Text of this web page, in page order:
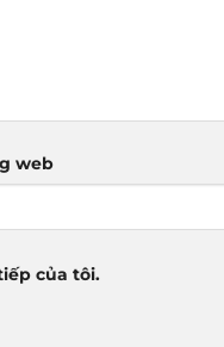
web
của tôi.